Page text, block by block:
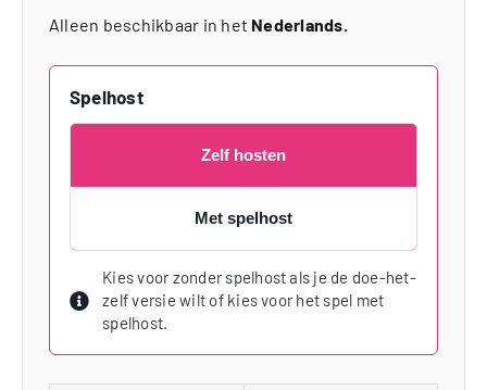
Alleen beschikbaar in het Nederlands.
Spelhost
Zelf hosten
Met spelhost
Kies voor zonder spelhost als je de doe-het-
zelf versie wilt of kies voor het spel met
spelhost.